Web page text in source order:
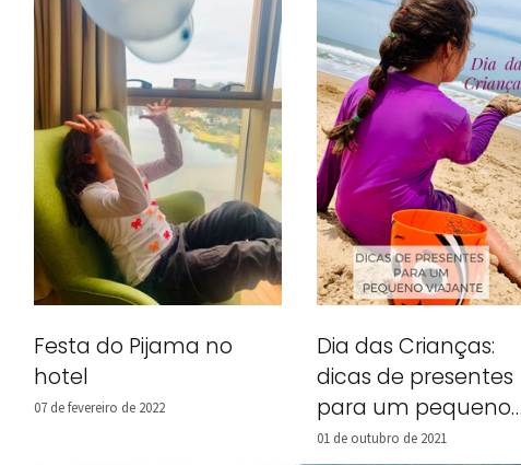
15 de dezembro de 2022
Festa do Pijama no
hotel
07 de fevereiro de 2022
Dia das Crianças:
dicas de presentes
para um pequeno
viajante
01 de outubro de 2021